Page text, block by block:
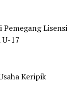
Pemegang Lisensi
U-17
Keripik